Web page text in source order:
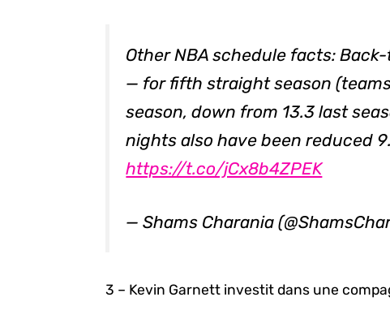
Other NBA schedule facts:
— for fifth straight season
season, down from 13.3 last
nights also have been reduced
https://t.co/jCx8b4ZPEK
— Shams Charania
3 – Kevin Garnett investit dans une